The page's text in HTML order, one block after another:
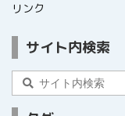
リンク
サイト内検索